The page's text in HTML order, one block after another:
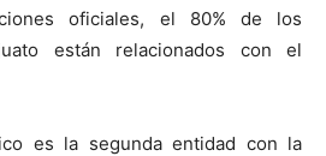
oficiales, el 80% de los
están relacionados con el
es la segunda entidad con la